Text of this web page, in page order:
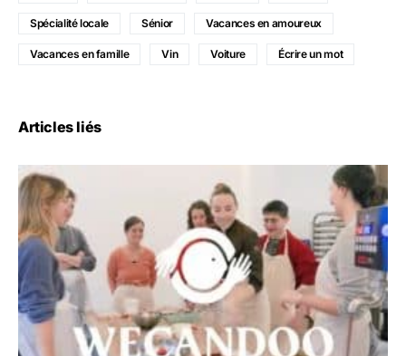
Spécialité locale Sénior Vacances en amoureux
Vacances en famille Vin Voiture Écrire un mot
Articles liés